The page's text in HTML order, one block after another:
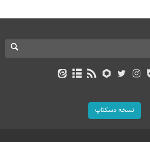
نسخه دسکتاپ